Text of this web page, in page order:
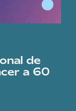
de
a 60